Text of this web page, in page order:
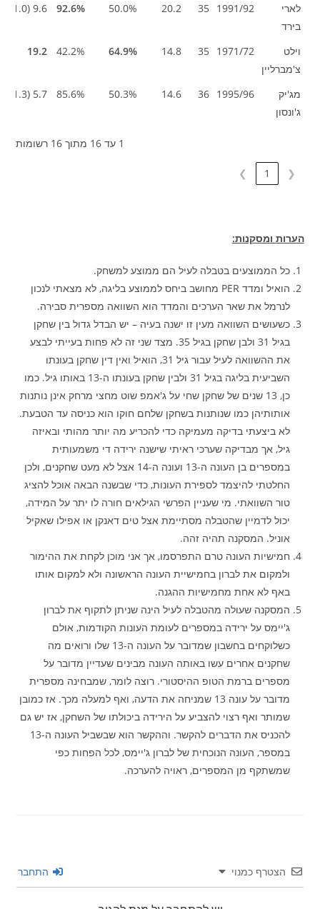
לארי
בירד
1991/92
35
20.2
50.0%
92.6%
9.6 (1.0)
וילט
צ'מברליין
1971/72
35
14.8
64.9%
42.2%
19.2
מג'יק
ג'ונסון
1995/96
36
14.6
50.3%
85.6%
5.7 (1.3)
1 עד 16 מתוך 16 רשומות
❮
1
❯
הערות ומסקנות:
כל הממוצעים בטבלה לעיל הם ממוצע למשחק.
הואיל ומדד PER מחושב ביחס לממוצע בליגה, לא מצאתי לנכון
לנרמל את שאר הערכים והמדד הוא השוואה מספרית סבירה.
כשעושים השוואה מעין זו ישנה בעיה – יש הבדל גדול בין שחקן
בגיל 31 ולבן שחקן בגיל 35. מצד שני זה לא פחות בעייתי לבצע
את ההשוואה לעיל עבור גיל 31, הואיל ואין דין שחקן בעונתו
השביעית בליגה בגיל 31 ולבין שחקן בעונתו ה-13 באותו גיל. כמו
כן, 13 שנים של שחקן שחי על ג'אמפ שוט מחצי מרחק אינן נותנות
אותותיהן כמו שנותנות בשחקן שלחם חוקו הוא כניסה עד הטבעת.
לא ביצעתי בדיקה מעמיקה כדי להכריע מה יותר מהותי ובאיזה
גיל, אך מבדיקה שערכי ראיתי שישנה ירידה די משמעותית
במספרים בן העונה ה-13 ועונה ה-14 אצל לא מעט שחקנים, ולכן
החלטתי להיצמד לספירת העונות, כדי שבשנה הבאה אוכל להציג
טור השוואתי. מי שעניין הפרשי הגילאים חורה לו יתר על המידה,
יכול לדמיין שהטבלה מסתיימת אצל טים דאנקן או אפילו שאקיל
אוניל. המסקנה תהיה זהה.
חמישיות העונה טרם התפרסמו, אך אני מוכן לקחת את ההימור
ולמקום את לברון בחמישיית העונה הראשונה ולא למקום אותו
באף לא אחת מחמישיות ההגנה.
המסקנה שעולה מהטבלה לעיל הינה שניתן לתקוף את לברון
ג'יימס על ירידה במספרים לעומת העונות הקודמות, אולם
כשלוקחים בחשבון שמדובר על העונה ה-13 שלו ורואים מה
שחקנים אחרים עשו באותה העונה מבינים שעדיין מדובר על
מספרים ברמת הטופ ההיסטורי. רוצה לומר, שמבחינה מספרית
מדובר על עונה 13 שמניחה את הדעה, ואף למעלה מכך. אז כמובן
שמותר ואף רצוי להצביע על הירידה ביכולתו של השחקן, אז יש גם
להכניס את הדברים להקשר. וההקשר הוא שבשביל העונה ה-13
במספר, העונה הנוכחית של לברון ג'יימס, לכל הפחות כפי
שמשתקף מן המספרים, ראויה להערכה.
הצטרף כמנוי התחבר